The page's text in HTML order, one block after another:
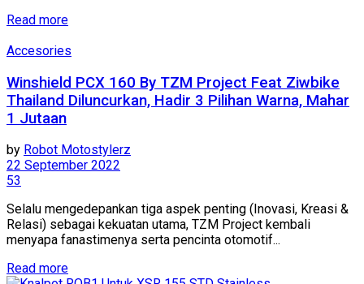
Read more
Accesories
Winshield PCX 160 By TZM Project Feat Ziwbike
Thailand Diluncurkan, Hadir 3 Pilihan Warna, Mahar
1 Jutaan
by Robot Motostylerz
22 September 2022
53
Selalu mengedepankan tiga aspek penting (Inovasi, Kreasi &
Relasi) sebagai kekuatan utama, TZM Project kembali
menyapa fanastimenya serta pencinta otomotif...
Read more